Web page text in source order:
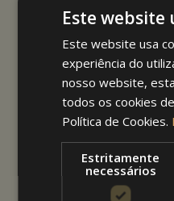
E já agora toldos para
bons exemplos para
algumas imagens
Este website
Este website usa
experiência do
nosso website,
todos os cookies
Política de Cookies.
Estritamente
necessários